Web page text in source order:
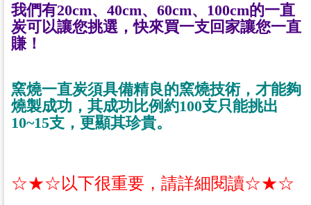
我們有20cm、40cm、60cm、100cm的一直
炭可以讓您挑選，快來買一支回家讓您一直
賺！
窯燒一直炭須具備精良的窯燒技術，才能夠
燒製成功，其成功比例約100支只能挑出
10~15支，更顯其珍貴。
☆★☆以下很重要，請詳細閱讀☆★☆